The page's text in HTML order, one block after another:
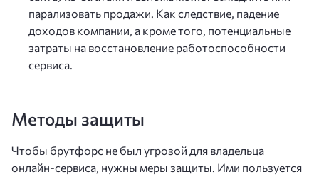
парализовать продажи. Как следствие, падение
доходов компании, а кроме того, потенциальные
затраты на восстановление работоспособности
сервиса.
Методы защиты
Чтобы брутфорс не был угрозой для владельца
онлайн-сервиса, нужны меры защиты. Ими пользуется